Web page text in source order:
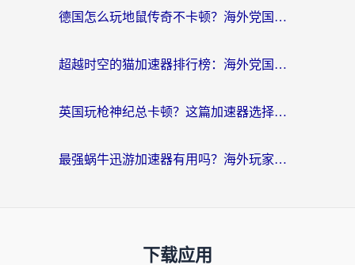
德国怎么玩地鼠传奇不卡顿？海外党国服游戏加速全攻略（含战双EVE实用指南）
超越时空的猫加速器排行榜：海外党国服游戏不卡顿的终极选择指南
英国玩枪神纪总卡顿？这篇加速器选择指南帮你告别延迟（附实测推荐）
最强蜗牛迅游加速器有用吗？海外玩家国服游戏加速避坑指南（附德国玩忍者必须死3流星蝴蝶剑解决办法）
下载应用